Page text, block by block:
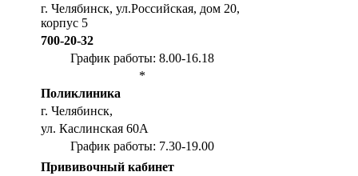
г. Челябинск, ул.Российская, дом 20,
корпус 5
700-20-32
График работы: 8.00-16.18
*
Поликлиника
г. Челябинск,
ул. Каслинская 60А
График работы: 7.30-19.00
Прививочный кабинет